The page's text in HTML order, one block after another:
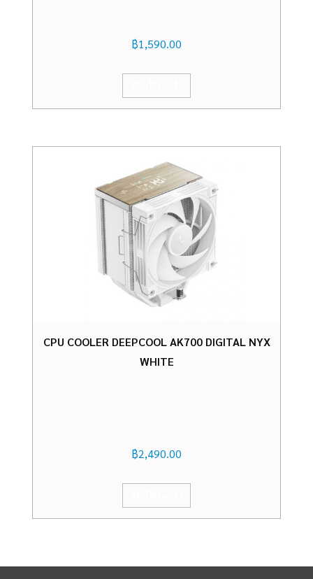
฿1,590.00
CPU COOLER DEEPCOOL AK700 DIGITAL NYX
WHITE
฿2,490.00